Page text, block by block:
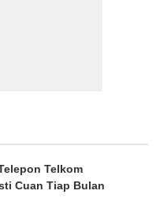
Telkom
Cuan Tiap Bulan